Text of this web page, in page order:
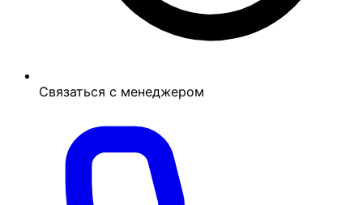
Связаться с менеджером